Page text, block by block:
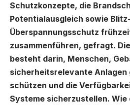
Schutzkonzepte, die
Potentialausgleich sowie
Überspannungsschutz
zusammenführen, gefragt.
besteht darin, Menschen,
sicherheitsrelevante Anlagen
schützen und die
Systeme sicherzustellen. Wie